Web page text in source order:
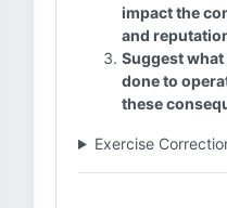
impact the
and
Suggest
done to
these
Exercise